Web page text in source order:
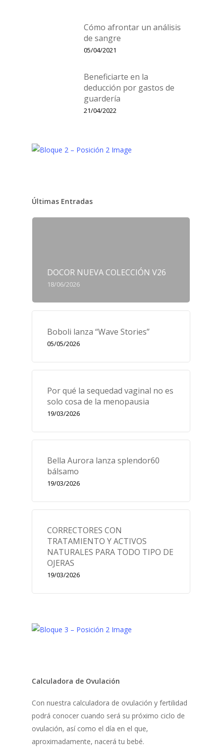
Cómo afrontar un análisis
de sangre
05/04/2021
Beneficiarte en la
deducción por gastos de
guardería
21/04/2022
Últimas Entradas
DOCOR NUEVA COLECCIÓN V26
18/06/2026
Boboli lanza “Wave Stories”
05/05/2026
Por qué la sequedad vaginal no es
solo cosa de la menopausia
19/03/2026
Bella Aurora lanza splendor60
bálsamo
19/03/2026
CORRECTORES CON
TRATAMIENTO Y ACTIVOS
NATURALES PARA TODO TIPO DE
OJERAS
19/03/2026
Calculadora de Ovulación
Con nuestra calculadora de ovulación y fertilidad
podrá conocer cuando será su próximo ciclo de
ovulación, así como el día en el que,
aproximadamente, nacerá tu bebé.